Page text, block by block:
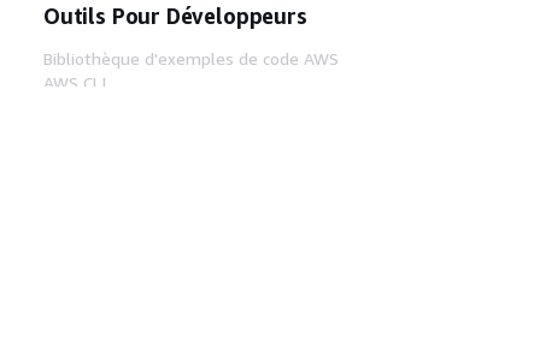
Outils Pour Développeurs
Bibliothèque d'exemples de code AWS
AWS CLI